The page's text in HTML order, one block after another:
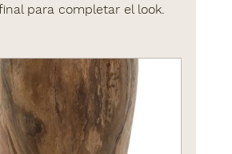
para completar el look.